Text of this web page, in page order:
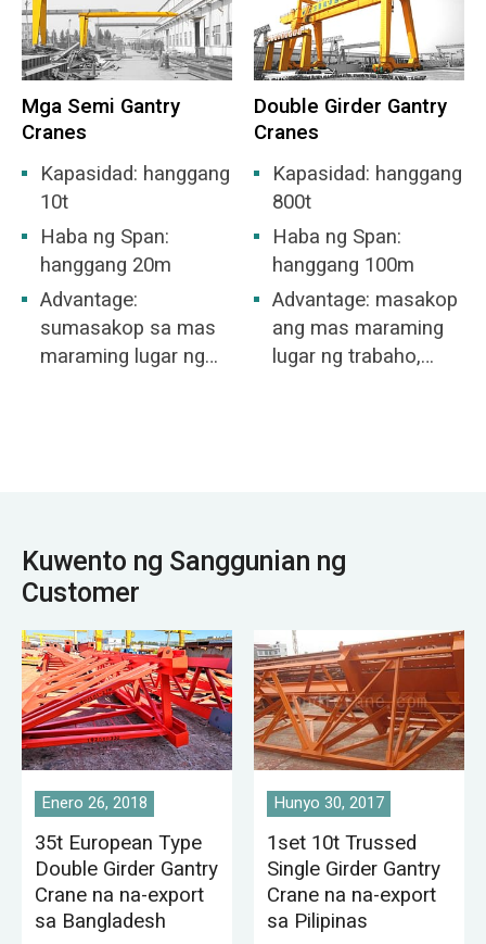
Mga Semi Gantry
Cranes
Kapasidad: hanggang
10t
Haba ng Span:
hanggang 20m
Advantage:
sumasakop sa mas
maraming lugar ng
Double Girder Gantry
Cranes
Kapasidad: hanggang
800t
Haba ng Span:
hanggang 100m
Advantage: masakop
ang mas maraming
lugar ng trabaho,
Kuwento ng Sanggunian ng
Customer
Enero 26, 2018
35t European Type
Double Girder Gantry
Crane na na-export
sa Bangladesh
Hunyo 30, 2017
1set 10t Trussed
Single Girder Gantry
Crane na na-export
sa Pilipinas